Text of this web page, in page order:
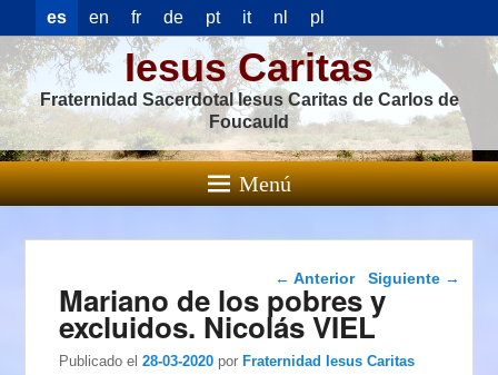
es en fr de pt it nl pl
Iesus Caritas
Fraternidad Sacerdotal Iesus Caritas de Carlos de
Foucauld
Menú
Navegación de
entradas
← Anterior Siguiente →
Mariano de los pobres y
excluidos. Nicolás VIEL
Publicado el 28-03-2020 porFraternidad Iesus Caritas